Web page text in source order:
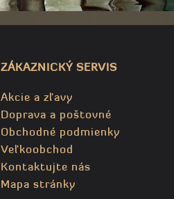
ZÁKAZNICKÝ SERVIS
Akcie a zľavy
Doprava a poštovné
Obchodné podmienky
Veľkoobchod
Kontaktujte nás
Mapa stránky